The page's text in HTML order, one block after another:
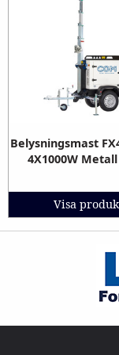
Belysningsmast
4X1000W
Visa